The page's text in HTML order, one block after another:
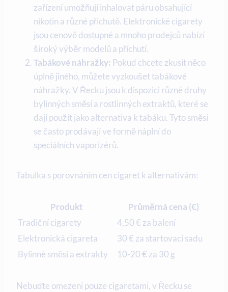
zařízení umožňují inhalovat páru obsahující
nikotin a různé příchutě. Elektronické cigarety
jsou cenově dostupné a mnoho prodejců nabízí
široký výběr modelů a příchutí.
Tabákové náhražky: Pokud chcete zkusit něco
úplně jiného, můžete vyzkoušet tabákové
náhražky. V Řecku jsou k dispozici různé druhy
bylinných směsí a rostlinných extraktů, které se
dají použít jako alternativa k tabáku. Tyto směsi
se často prodávají ve formě náplní do
speciálních vaporizérů.
Tabulka s porovnáním cen cigaret k alternativám:
Produkt
Průměrná cena (€)
Tradiční cigarety
4,50 € za balení
Elektronická cigareta
30 € za startovací sadu
Bylinné směsi a extrakty
10-20 € za 30 g
Nebuďte omezeni pouze cigaretami, v Řecku se